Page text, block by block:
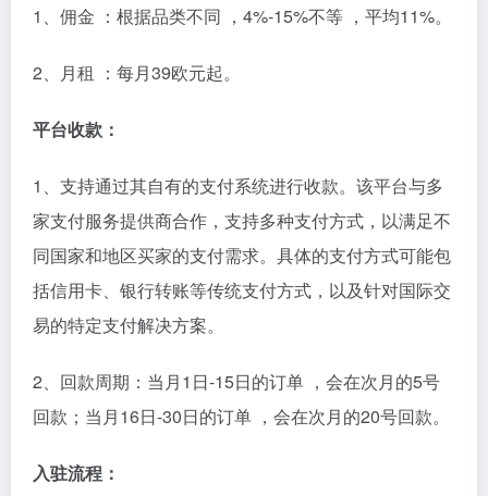
1、佣金 ：根据品类不同 ，4%-15%不等 ，平均11%。
2、月租 ：每月39欧元起。
平台收款：
1、支持通过其自有的支付系统进行收款。该平台与多
家支付服务提供商合作，支持多种支付方式，以满足不
同国家和地区买家的支付需求。具体的支付方式可能包
括信用卡、银行转账等传统支付方式，以及针对国际交
易的特定支付解决方案。
2、回款周期：当月1日-15日的订单 ，会在次月的5号
回款；当月16日-30日的订单 ，会在次月的20号回款。
入驻流程：